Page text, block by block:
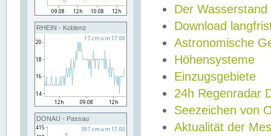
RHEIN - Koblenz
DONAU - Passau
Der Wasserstand
Download
Astronomische
Höhensysteme
Einzugsgebiete
24h Regenradar
Seezeichen von
Aktualität der